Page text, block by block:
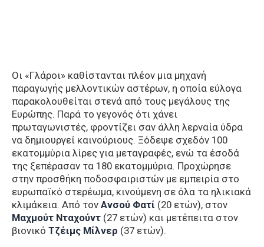
Οι «Γλάροι» καθίστανται πλέον μια μηχανή
παραγωγής μελλοντικών αστέρων, η οποία εύλογα
παρακολουθείται στενά από τους μεγάλους της
Ευρώπης. Παρά το γεγονός ότι χάνει
πρωταγωνιστές, φροντίζει σαν άλλη λερναία ύδρα
να δημιουργεί καινούριους. Ξόδεψε σχεδόν 100
εκατομμύρια λίρες για μεταγραφές, ενώ τα έσοδά
της ξεπέρασαν τα 180 εκατομμύρια. Προχώρησε
στην προσθήκη ποδοσφαιριστών με εμπειρία στο
ευρωπαϊκό στερέωμα, κινούμενη σε όλα τα ηλικιακά
κλιμάκεια. Από τον Ανσού Φατί (20 ετών), στον
Μαχμούτ Νταχούντ (27 ετών) και μετέπειτα στον
βιονικό Τζέιμς Μίλνερ (37 ετών).